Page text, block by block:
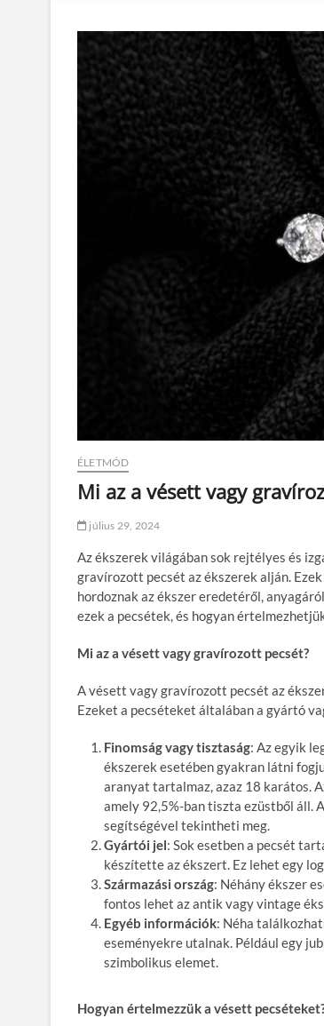
ÉLETMÓD
Mi az a vésett vagy
július 29, 2024
Az ékszerek világában sok rejtélyes és
gravírozott pecsét az ékszerek alján.
hordoznak az ékszer eredetéről,
ezek a pecsétek, és hogyan
Mi az a vésett vagy gravírozott pecsét?
A vésett vagy gravírozott pecsét az
Ezeket a pecséteket általában a gyártó
Finomság vagy tisztaság: Az egyik
ékszerek esetében gyakran látni
aranyat tartalmaz, azaz 18 karátos.
amely 92,5%-ban tiszta ezüstből áll.
segítségével tekintheti meg.
Gyártói jel: Sok esetben a pecsét
készítette az ékszert. Ez lehet egy
Származási ország: Néhány ékszer
fontos lehet az antik vagy vintage
Egyéb információk: Néha
eseményekre utalnak. Például egy
szimbolikus elemet.
Hogyan értelmezzük a vésett